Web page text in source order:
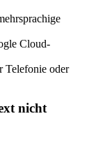
Cloud-
Telefonie oder
nicht